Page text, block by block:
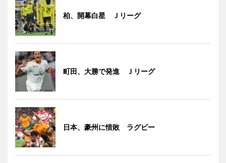
柏、開幕白星 Ｊリーグ
町田、大勝で発進 Ｊリーグ
日本、豪州に惜敗 ラグビー